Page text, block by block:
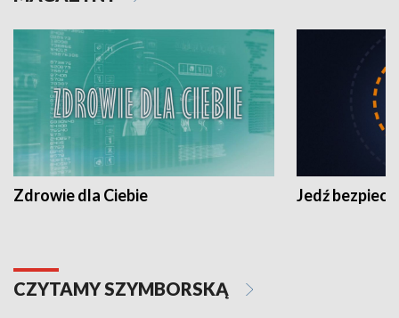
Zdrowie dla Ciebie Jedź
CZYTAMY SZYMBORSKĄ